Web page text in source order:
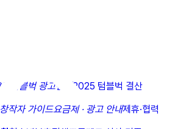
N 텀블벅 광고센터
2025 텀블벅 결산
창작자 가이드요금제 · 광고 안내제휴·협력